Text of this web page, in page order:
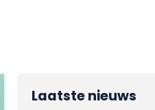
Laatste nieuws